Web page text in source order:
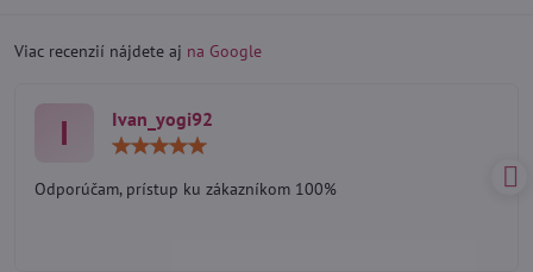
Viac recenzií nájdete aj na Google
I Ivan_yogi92
5
Odporúčam, prístup ku zákazníkom 100%